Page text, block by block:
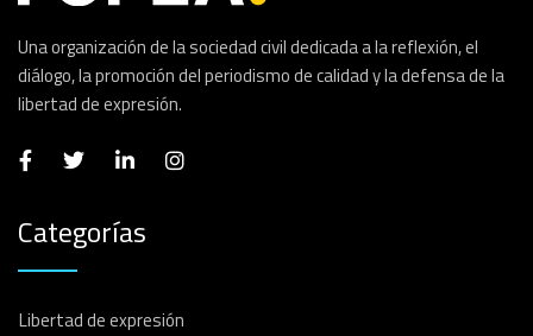
Una organización de la sociedad civil dedicada a la reflexión, el
diálogo, la promoción del periodismo de calidad y la defensa de la
libertad de expresión.
Categorías
Libertad de expresión